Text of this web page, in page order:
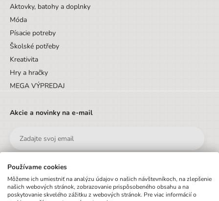
Aktovky, batohy a doplnky
Móda
Písacie potreby
Školské potřeby
Kreativita
Hry a hračky
MEGA VÝPREDAJ
Akcie a novinky na e-mail
Používame cookies
Môžeme ich umiestniť na analýzu údajov o našich návštevníkoch, na zlepšenie
našich webových stránok, zobrazovanie prispôsobeného obsahu a na
poskytovanie skvelého zážitku z webových stránok. Pre viac informácií o